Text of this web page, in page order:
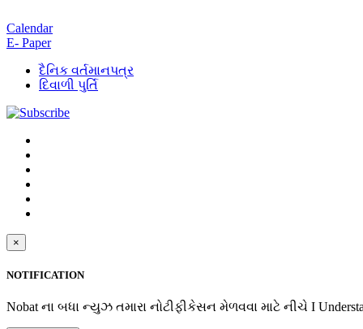
Calendar
E- Paper
દૈનિક વર્તમાનપત્ર
દિવાળી પુર્તિ
×
NOTIFICATION
Nobat ના બધા ન્યુઝ તમારા નોટીફીકેસન મેળવવા માટે નીચે I